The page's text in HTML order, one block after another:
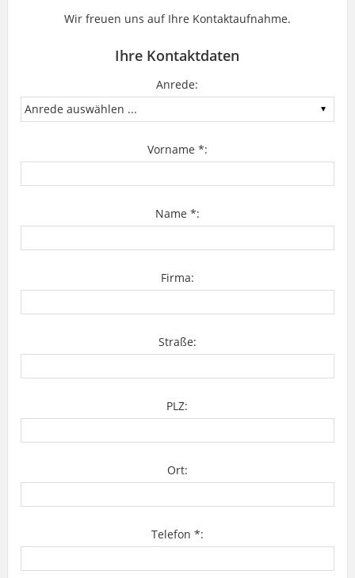
Wir freuen uns auf Ihre Kontaktaufnahme.
Ihre Kontaktdaten
Anrede:
Vorname *:
Name *:
Firma:
Straße:
PLZ:
Ort:
Telefon *: